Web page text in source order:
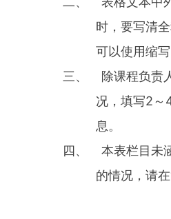
时，要写清
可以使用缩写
三、 除课程负责
况，填写2～
息。
四、 本表栏目未
的情况，请在